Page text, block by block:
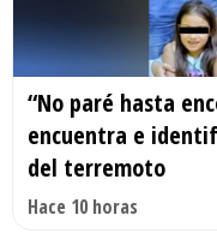
“No paré hasta
encuentra e
del terremoto
Hace 10 horas